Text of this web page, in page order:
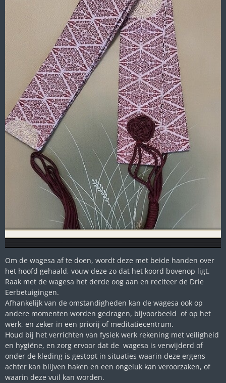
Om de wagesa af te doen, wordt deze met beide handen over
het hoofd gehaald, vouw deze zo dat het koord bovenop ligt.
Raak met de wagesa het derde oog aan en reciteer de Drie
Eerbetuigingen.
Afhankelijk van de omstandigheden kan de wagesa ook op
andere momenten worden gedragen, bijvoorbeeld of op het
werk, en zeker in een priorij of meditatiecentrum.
Houd bij het verrichten van fysiek werk rekening met veiligheid
en hygiëne, en zorg ervoor dat de wagesa is verwijderd of
onder de kleding is gestopt in situaties waarin deze ergens
achter kan blijven haken en een ongeluk kan veroorzaken, of
waarin deze vuil kan worden.